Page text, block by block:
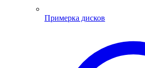
Примерка дисков